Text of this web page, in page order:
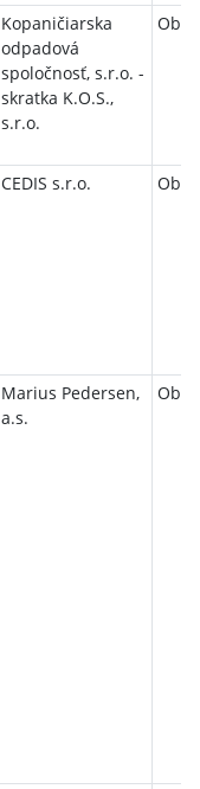
Kopaničiarska
odpadová
spoločnosť, s.r.o. -
skratka K.O.S.,
s.r.o.
CEDIS s.r.o.
Marius Pedersen,
a.s.